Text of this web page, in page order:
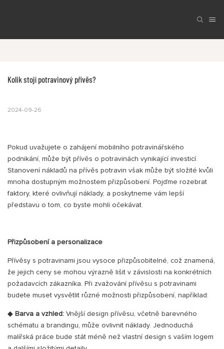
Kolik stojí potravinový přívěs?
2024-09-26
Pokud uvažujete o zahájení mobilního potravinářského
podnikání, může být přívěs o potravinách vynikající investicí.
Stanovení nákladů na přívěs potravin však může být složité kvůli
mnoha dostupným možnostem přizpůsobení. Pojďme rozebrat
faktory, které ovlivňují náklady, a poskytneme vám lepší
představu o tom, co byste mohli očekávat.
Přizpůsobení a personalizace
Přívěsy s potravinami jsou vysoce přizpůsobitelné, což znamená,
že jejich ceny se mohou výrazně lišit v závislosti na konkrétních
požadavcích zákazníka. Při zvažování přívěsu s potravinami
budete muset vysvětlit různé možnosti přizpůsobení, například:
◆ Barva a vzhled: Vnější design přívěsu, včetně barevného
schématu a brandingu, může ovlivnit náklady. Jednoduchá
malířská práce bude stát méně než vlastní design s vaším logem